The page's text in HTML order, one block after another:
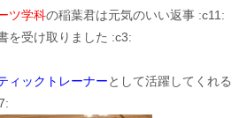
ツ学科の稲葉君は元気のいい返事 :c11:
を受け取りました :c3:
ィックトレーナーとして活躍してくれる